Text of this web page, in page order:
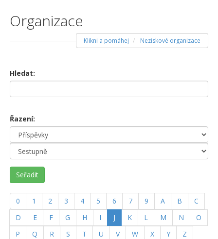
Organizace
Klikni a pomáhej Neziskové organizace
Hledat:
Řazení:
Seřadit
0 1 2 3 4 5 6 7 9 A B
C
D
E F G H I J (current)
K L M N
O
P
Q R S T U V W X Y
Z